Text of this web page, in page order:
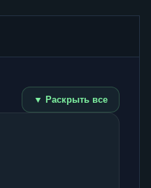
▼ Раскрыть все